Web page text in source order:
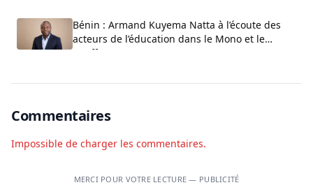
Bénin : Armand Kuyema Natta à l’écoute des
acteurs de l’éducation dans le Mono et le
Couffo
Commentaires
Impossible de charger les commentaires.
MERCI POUR VOTRE LECTURE — PUBLICITÉ